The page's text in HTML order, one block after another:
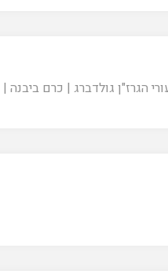
הגרז"ן גולדברג | כרם ביבנה |